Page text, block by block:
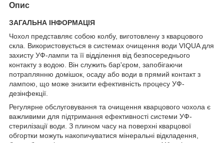
Опис
ЗАГАЛЬНА ІНФОРМАЦІЯ
Чохол представляє собою колбу, виготовлену з кварцового
скла. Використовується в системах очищення води VIQUA для
захисту УФ-лампи та її відділення від безпосереднього
контакту з водою. Він служить бар'єром, запобігаючи
потраплянню домішок, осаду або води в прямий контакт з
лампою, що може знизити ефективність процесу УФ-
дезінфекції.
Регулярне обслуговування та очищення кварцового чохола є
важливими для підтримання ефективності системи УФ-
стерилізації води. З плином часу на поверхні кварцової
обгортки можуть накопичуватися мінеральні відкладення,